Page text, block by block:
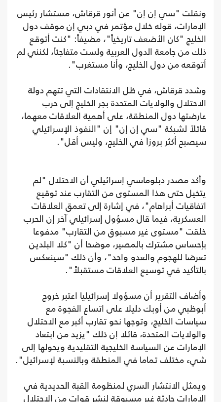
ونقلت "سي إن إن" عن أنور قرقاش، مستشار رئيس
الإمارات، قوله خلال مؤتمر في دبي إن موقف دول
الخليج "كان الأضعف تاريخياً"، مضيفاً: "كنت أتوقع
ذلك من جامعة الدول العربية ولست متفاجئاً، لكنني لم
أتوقعه من دول الخليج، وأنا مستغرب".
وشدد قرقاش، في ظل الانتقادات التي تتهم دولة
الاحتلال والولايات المتحدة بجر الخليج إلى حرب
عارضتها دول المنطقة، على أهمية العلاقات معهما،
قائلاً لشبكة "سي إن إن" إن "النفوذ الإسرائيلي
سيصبح أكثر بروزاً في الخليج، وليس أقل".
وأكد مصدر دبلوماسي إسرائيلي أن الاحتلال "لم
يتخيل حتى هذا المستوى من التقارب عند توقيع
اتفاقيات أبراهام"، في إشارة إلى تعمق العلاقات
العسكرية، فيما قال مسؤول إسرائيلي آخر إن الحرب
خلقت "مستوى غير مسبوق من التقارب" مدفوعا
بإحساس مشترك بالمصير، موضحا أن "كلا البلدين
تعرضا للهجوم والعدو واحد"، وأن ذلك "سينعكس
بالتأكيد في توسيع العلاقات مستقبلاً".
وأضاف التقرير أن مسؤولا إسرائيليا اعتبر خروج
أبوظبي من أوبك دليلا على اتساع الفجوة مع
سياسات الخليج، وتوجها نحو تقارب أكبر مع الاحتلال
والولايات المتحدة، قائلا إن ذلك "يزيد من ابتعاد
الإمارات عن السياسة الخليجية التقليدية ويحولها إلى
شيء مختلف تماما في المنطقة وبالنسبة لإسرائيل".
ويمثل الانتشار السري لمنظومة القبة الحديدية في
الإمارات حادثة غير مسبوقة لنشر قوات من الاحتلال